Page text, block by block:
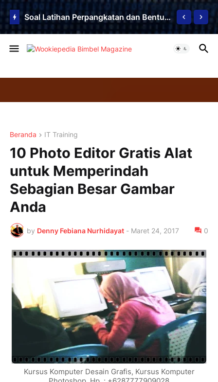
Soal Latihan Perpangkatan dan Bentuk Akar
Soal Latihan Teorema Phytagoras by Bimbel Jakarta Timur
Beranda IT Training
10 Photo Editor Gratis Alat
untuk Memperindah
Sebagian Besar Gambar
Anda
by Denny Febiana Nurhidayat - Maret 24, 2017 0
Kursus Komputer Desain Grafis, Kursus Komputer